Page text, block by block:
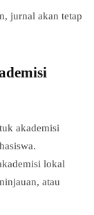
jurnal akan tetap
akademisi
lokal
atau